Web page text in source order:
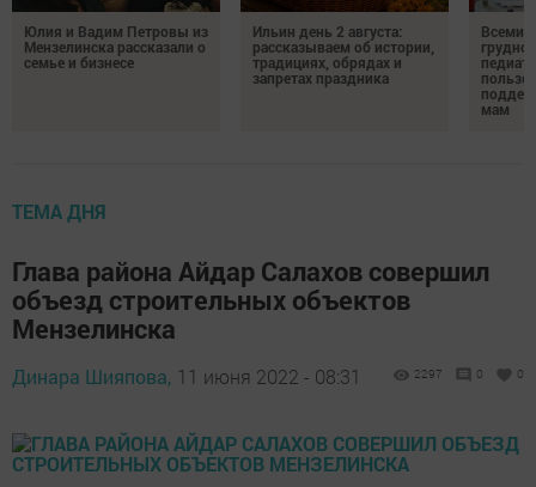
Юлия и Вадим Петровы из
Мензелинска рассказали о
семье и бизнесе
Ильин день 2 августа:
рассказываем об истории,
традициях, обрядах и
запретах праздника
пользе
мам
ТЕМА ДНЯ
Глава района Айдар Салахов совершил
объезд строительных объектов
Мензелинска
Динара Шияпова, 11 июня 2022 - 08:31 2297 0 0